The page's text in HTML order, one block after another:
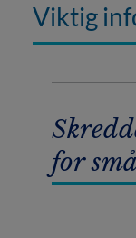
Viktig
for